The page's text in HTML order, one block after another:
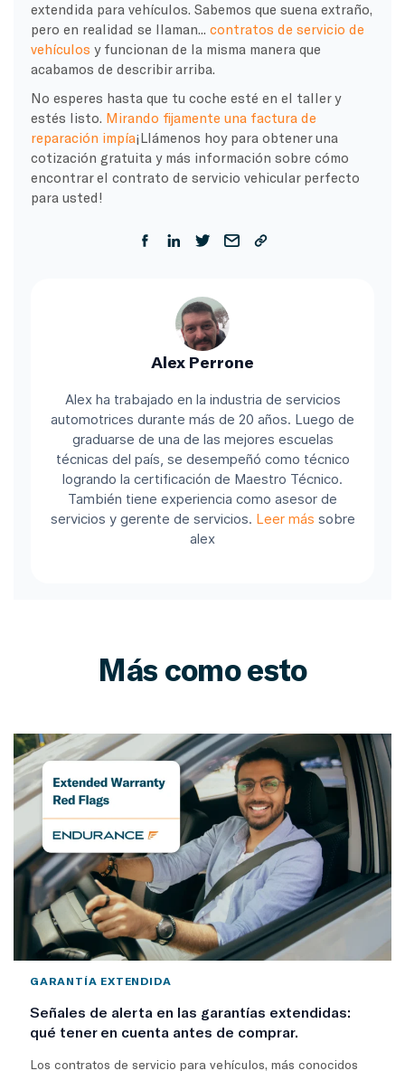
extendida para vehículos. Sabemos que suena extraño,
pero en realidad se llaman... contratos de servicio de
vehículos y funcionan de la misma manera que
acabamos de describir arriba.
No esperes hasta que tu coche esté en el taller y
estés listo. Mirando fijamente una factura de
reparación impía¡Llámenos hoy para obtener una
cotización gratuita y más información sobre cómo
encontrar el contrato de servicio vehicular perfecto
para usted!
Alex Perrone
Alex ha trabajado en la industria de servicios
automotrices durante más de 20 años. Luego de
graduarse de una de las mejores escuelas
técnicas del país, se desempeñó como técnico
logrando la certificación de Maestro Técnico.
También tiene experiencia como asesor de
servicios y gerente de servicios. Leer más sobre
alex
Más como esto
GARANTÍA EXTENDIDA
Señales de alerta en las garantías extendidas:
qué tener en cuenta antes de comprar.
Los contratos de servicio para vehículos, más conocidos